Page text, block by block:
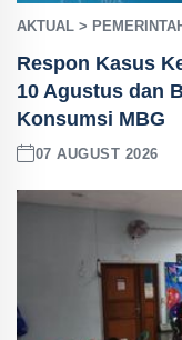
AKTUAL >
Respon Kasus
10 Agustus dan
Konsumsi MBG
07 AUGUST 2026